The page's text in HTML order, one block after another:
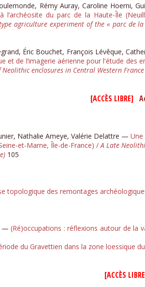
Rémy Auray, Caroline Hoerni,
l’archéosite du parc de la Haute-Île
agriculture experiment of the « parc de
Éric Bouchet, François Lévêque,
et de l’imagerie aérienne pour l’ étude des
enclosures in Central Western France
[ACCÈS LIBRE] ​
Nathalie Ameye, Valérie Delattre —
et-Marne, Île-de-France) / A Late
105
topologique des remontages
—(Ré)occupations : réflexions autour de la
du Gravettien dans la zone loessique
[ACCÈS